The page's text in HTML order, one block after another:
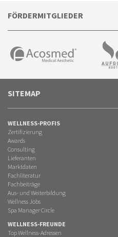
FÖRDERMITGLIEDER
SITEMAP
WELLNESS-PROFIS
Zertifizierung
Awards
Consulting
Lieferanten
Marktdaten
Fachliteratur
Fachbeiträge
Aus- und Weiterbildung
Wellness Jobs
Spa Manager Circle
WELLNESS-FREUNDE
Top Wellness-Adressen